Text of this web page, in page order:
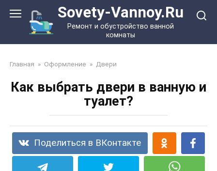
контенту
Sovety-Vannoy.Ru
Ремонт и обустройство ванной
комнаты
Главная » Оформление » Двери
Как выбрать двери в ванную и
туалет?
Поделиться в ВКонтакте